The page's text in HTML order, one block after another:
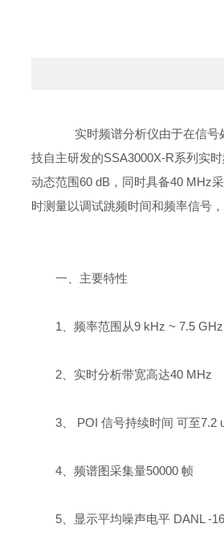
实时频谱分析仪由于在信号
技自主研发的SSA3000X-R系列实
动态范围60 dB，同时具备40 MHz
时测量以调试跳频时间和频率信号，
一、主要特性
1、频率范围从9 kHz ~ 7.5 GHz
2、实时分析带宽高达40 MHz
3、 POI 信号持续时间 可至7.2
4、频谱图采集量50000 帧
5、显示平均噪声电平 DANL -